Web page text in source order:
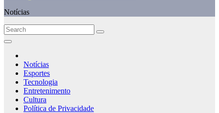
Notícias
Notícias
Esportes
Tecnologia
Entretenimento
Cultura
Política de Privacidade